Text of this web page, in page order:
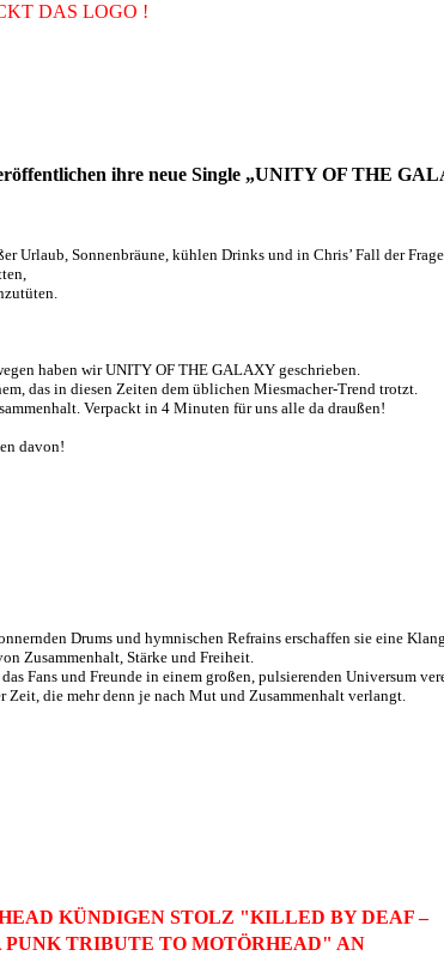
DAS LOGO !
ihre neue Single „UNITY OF THE
Urlaub, Sonnenbräune, kühlen Drinks und in Chris’ Fall der
haben wir UNITY OF THE GALAXY geschrieben.
das in diesen Zeiten dem üblichen Miesmacher-Trend trotzt.
Verpackt in 4 Minuten für uns alle da draußen!
davon!
Drums und hymnischen Refrains erschaffen sie eine
Zusammenhalt, Stärke und Freiheit.
Fans und Freunde in einem großen, pulsierenden Universum
Zeit, die mehr denn je nach Mut und Zusammenhalt verlangt.
KÜNDIGEN STOLZ "KILLED BY DEAF –
PUNK TRIBUTE TO MOTÖRHEAD" AN